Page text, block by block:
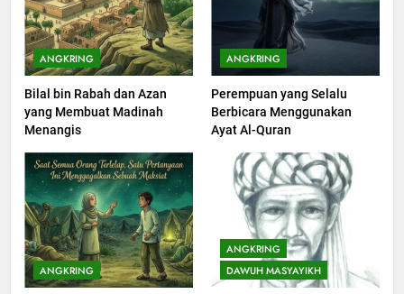
ANGKRING
Bilal bin Rabah dan Azan
yang Membuat Madinah
Menangis
ANGKRING
Perempuan yang Selalu
Berbicara Menggunakan
Ayat Al-Quran
ANGKRING
ANGKRING
DAWUH MASYAYIKH
Khutbah Idul Fitri di Rumah
KHUTBAH
201
Khutbah jumat: Sejarah
Seebagai Pembangkit Jiwa
KHUTBAH
202
Khutbah Jumat : Supaya Amal
Bisa Diterima
KHUTBAH